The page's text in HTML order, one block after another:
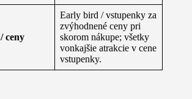
ceny
Early bird / vstupenky za
zvýhodnené ceny pri
skorom nákupe; všetky
vonkajšie atrakcie v cene
vstupenky.